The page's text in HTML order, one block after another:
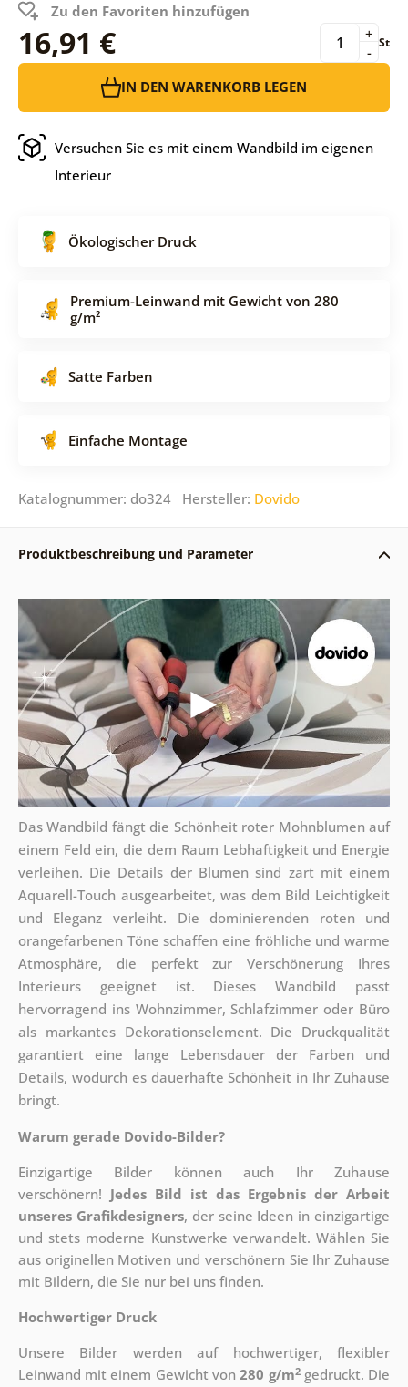
Zu den Favoriten hinzufügen
16,91 € -
+ St
IN DEN WARENKORB LEGEN
Versuchen Sie es mit einem Wandbild im eigenen
Interieur
Ökologischer Druck
Premium-Leinwand mit Gewicht von 280
g/m²
Satte Farben
Einfache Montage
Katalognummer: do324 Hersteller: Dovido
Produktbeschreibung und Parameter
Das Wandbild fängt die Schönheit roter Mohnblumen auf
einem Feld ein, die dem Raum Lebhaftigkeit und Energie
verleihen. Die Details der Blumen sind zart mit einem
Aquarell-Touch ausgearbeitet, was dem Bild Leichtigkeit
und Eleganz verleiht. Die dominierenden roten und
orangefarbenen Töne schaffen eine fröhliche und warme
Atmosphäre, die perfekt zur Verschönerung Ihres
Interieurs geeignet ist. Dieses Wandbild passt
hervorragend ins Wohnzimmer, Schlafzimmer oder Büro
als markantes Dekorationselement. Die Druckqualität
garantiert eine lange Lebensdauer der Farben und
Details, wodurch es dauerhafte Schönheit in Ihr Zuhause
bringt.
Warum gerade Dovido-Bilder?
Einzigartige Bilder können auch Ihr Zuhause
verschönern! Jedes Bild ist das Ergebnis der Arbeit
unseres Grafikdesigners, der seine Ideen in einzigartige
und stets moderne Kunstwerke verwandelt. Wählen Sie
aus originellen Motiven und verschönern Sie Ihr Zuhause
mit Bildern, die Sie nur bei uns finden.
Hochwertiger Druck
Unsere Bilder werden auf hochwertiger, flexibler
Leinwand mit einem Gewicht von280 g/m2gedruckt. Die